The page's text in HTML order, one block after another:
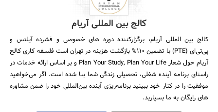
کالج بین المللی آریام
کالج بین المللی آریام، برگزارکننده دوره های خصوصی و فشرده آیلتس و
پی‌تی‌ای (PTE) با تضمین 110% بازگشت هزینه در تهران است فلسفه کاری کالج
آریام حول شعار Plan Your Study, Plan Your Life و بر اساس ارائه خدمات در
راستای برنامه آینده شغلی، تحصیلی زندگی شما بنا شده است. اگر می‌خواهید
موفقیت را در کنار خود ببینید برنامه‌ریزی آینده بین‌المللی خود را ضمن مشاوره
های رایگان به ما بسپارید.